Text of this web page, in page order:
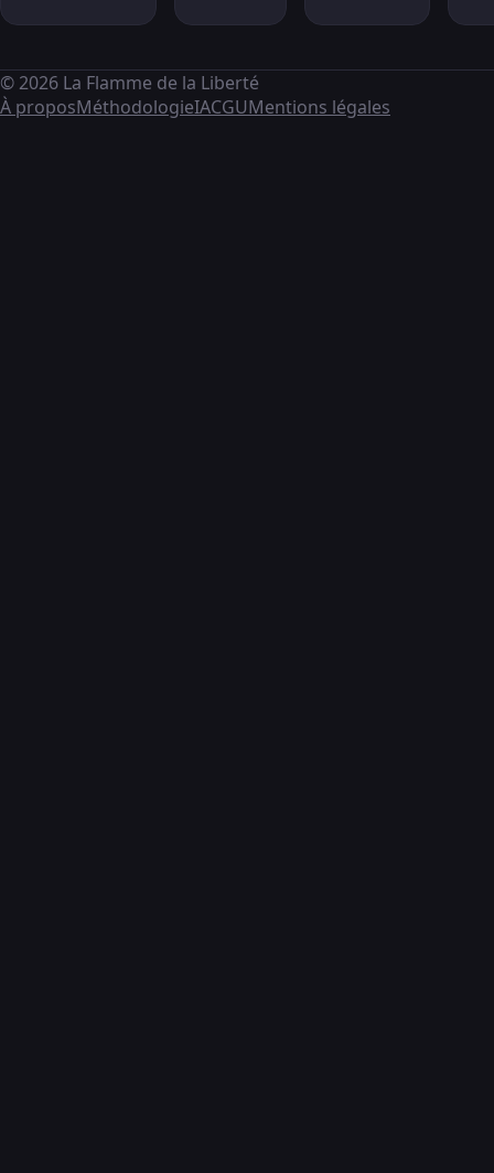
© 2026 La Flamme de la Liberté
À proposMéthodologieIACGUMentions légales